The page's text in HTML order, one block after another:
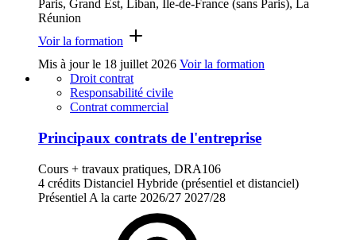
Paris, Grand Est, Liban, Ile-de-France (sans Paris), La
Réunion
Voir la formation
Mis à jour le 18 juillet 2026 Voir la formation
Droit contrat
Responsabilité civile
Contrat commercial
Principaux contrats de l'entreprise
Cours + travaux pratiques, DRA106
4 crédits Distanciel Hybride (présentiel et distanciel)
Présentiel A la carte 2026/27 2027/28